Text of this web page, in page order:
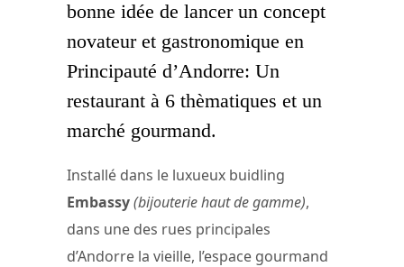
bonne idée de lancer un concept
novateur et gastronomique en
Principauté d’Andorre: Un
restaurant à 6 thèmatiques et un
marché gourmand.
Installé dans le luxueux buidling
Embassy(bijouterie haut de gamme),
dans une des rues principales
d’Andorre la vieille, l’espace gourmand